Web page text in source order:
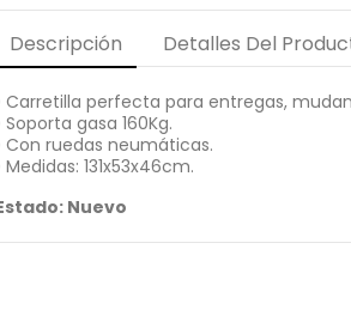
Descripción Detalles Del
Carretilla perfecta para entregas,
Soporta gasa 160Kg.
Con ruedas neumáticas.
Medidas: 131x53x46cm.
Nuevo